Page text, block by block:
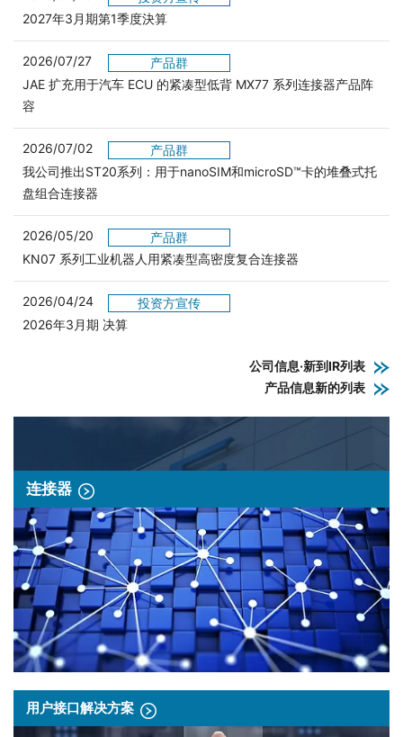
2027年3月期第1季度決算
2026/07/27
产品群
JAE 扩充用于汽车 ECU 的紧凑型低背 MX77 系列连接器产品阵
容
2026/07/02
产品群
我公司推出ST20系列：用于nanoSIM和microSD™卡的堆叠式托
盘组合连接器
2026/05/20
产品群
KN07 系列工业机器人用紧凑型高密度复合连接器
2026/04/24
投资方宣传
2026年3月期 决算
公司信息·新到IR列表
产品信息新的列表
连接器
用户接口解决方案